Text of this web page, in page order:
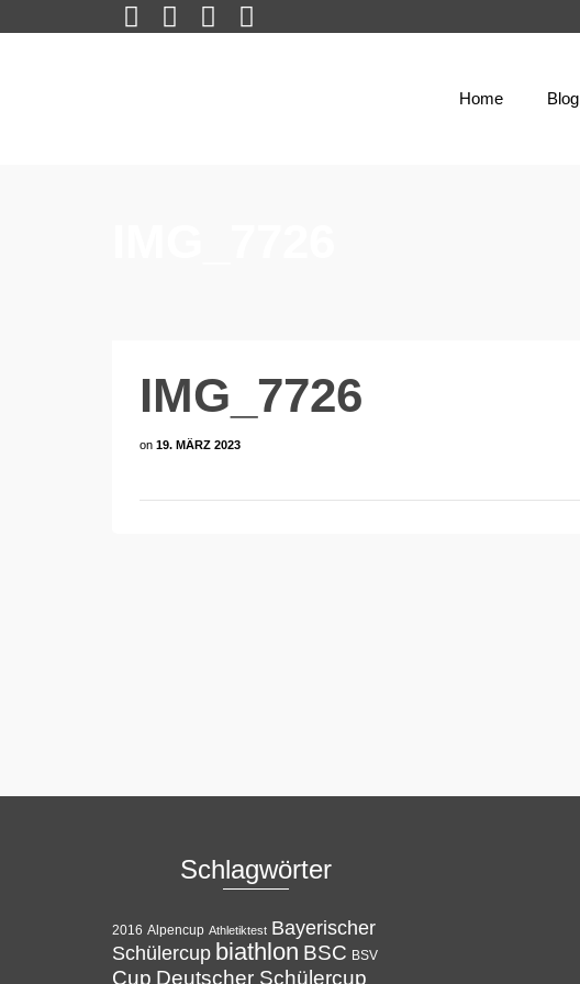
Home Blog
IMG_7726
on 19. MÄRZ 2023
Schlagwörter
2016 Alpencup Athletiktest Bayerischer
Schülercup biathlon BSC BSV
Cup Deutscher Schülercup